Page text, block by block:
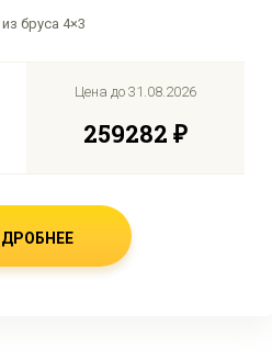
бруса 4×3
Цена до 31.08.2026
259282 ₽